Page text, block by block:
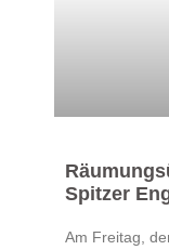
Spitzer
Am Freitag,